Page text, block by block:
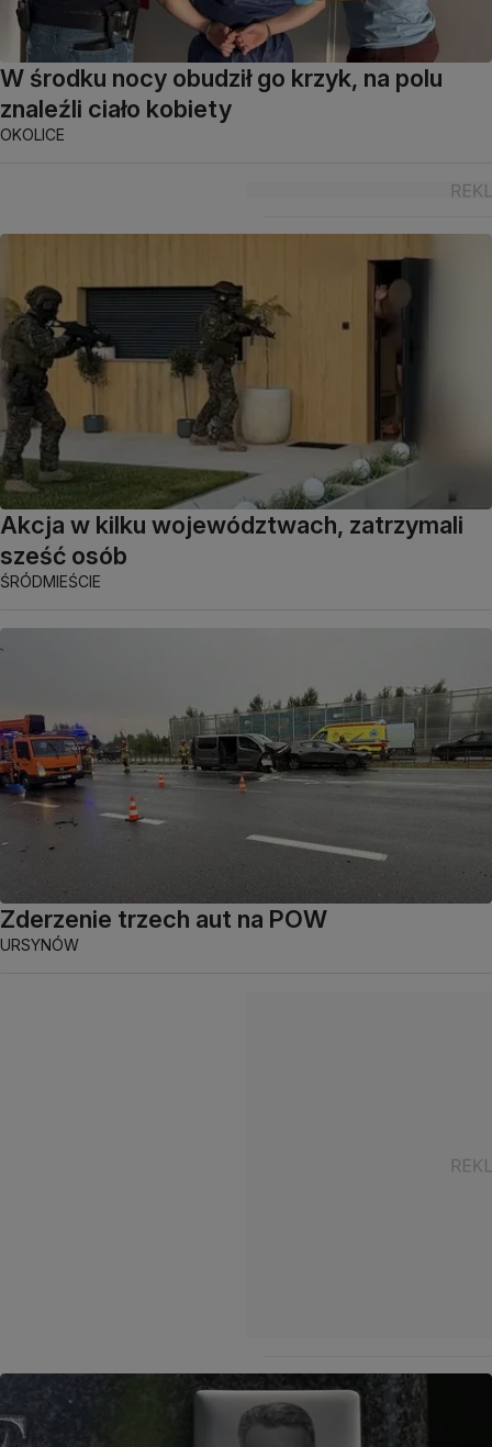
W środku nocy obudził go krzyk, na polu
znaleźli ciało kobiety
OKOLICE
Akcja w kilku województwach, zatrzymali
sześć osób
ŚRÓDMIEŚCIE
Zderzenie trzech aut na POW
URSYNÓW